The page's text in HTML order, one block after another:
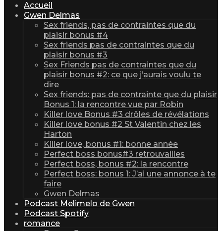
Accueil
Gwen Delmas
Sex friends, pas de contraintes que du
plaisir bonus #4
Sex friends pas de contraintes que du
plaisir bonus #3
Sex Friends pas de contraintes que du
plaisir bonus #2: ce que j’aurais voulu te
dire
Sex friends: pas de contrainte que du plaisir
Bonus 1: la rencontre vue par Robin
Killer love Bonus #3 drôles de révélations
Killer love bonus #2 St Valentin chez les
Harton
Killer love, bonus #1: bonne année
Perfect boss bonus#3 retrouvailles
Perfect boss, bonus #2: la rencontre
Perfect boss: bonus 1: J’ai une annonce à te
faire
Gwen Delmas
Podcast Melimelo de Gwen
Podcast Spotify
romance